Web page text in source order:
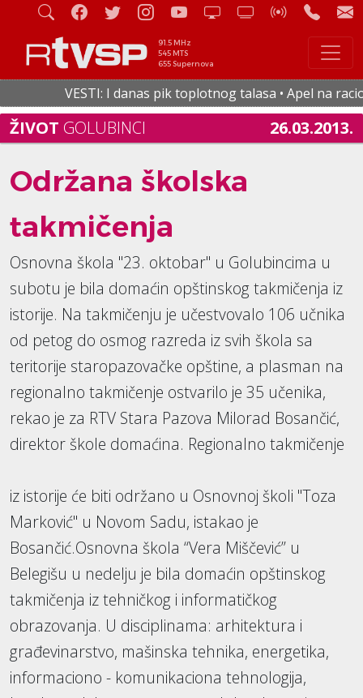
91.5 MHz
545 MTS
655 Supernova
VESTI: I danas pik toplotnog talasa • Apel na
ŽIVOT GOLUBINCI 26.03.2013.
Održana školska
takmičenja
Osnovna škola "23. oktobar" u Golubincima u
subotu je bila domaćin opštinskog takmičenja iz
istorije. Na takmičenju je učestvovalo 106 učnika
od petog do osmog razreda iz svih škola sa
teritorije staropazovačke opštine, a plasman na
regionalno takmičenje ostvarilo je 35 učenika,
rekao je za RTV Stara Pazova Milorad Bosančić,
direktor škole domaćina. Regionalno takmičenje
iz istorije će biti održano u Osnovnoj školi "Toza
Marković" u Novom Sadu, istakao je
Bosančić.Osnovna škola “Vera Miščević” u
Belegišu u nedelju je bila domaćin opštinskog
takmičenja iz tehničkog i informatičkog
obrazovanja. U disciplinama: arhitektura i
građevinarstvo, mašinska tehnika, energetika,
informaciono - komunikaciona tehnologija,